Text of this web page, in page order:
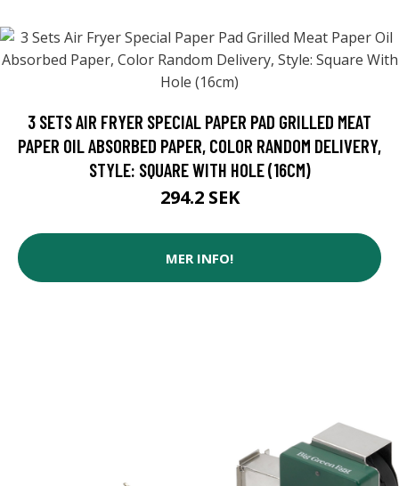
3 SETS AIR FRYER SPECIAL PAPER PAD GRILLED MEAT
PAPER OIL ABSORBED PAPER, COLOR RANDOM DELIVERY,
STYLE: SQUARE WITH HOLE (16CM)
294.2 SEK
MER INFO!